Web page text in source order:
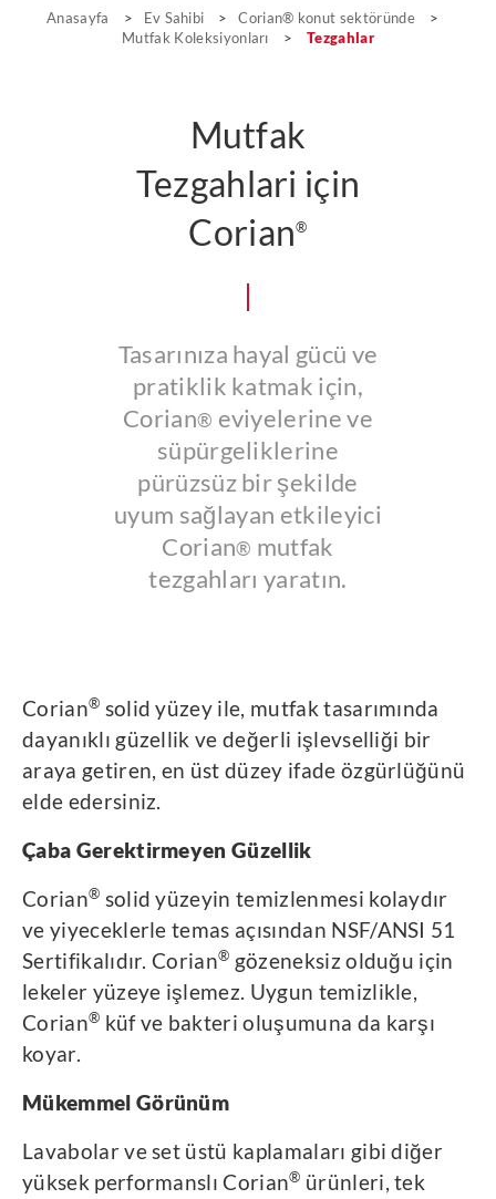
Anasayfa > Ev Sahibi > Corian® konut sektöründe
>
Mutfak Koleksiyonları
> Tezgahlar
Mutfak
Tezgahlari için
Corian®
Tasarınıza hayal gücü ve
pratiklik katmak için,
Corian® eviyelerine ve
süpürgeliklerine
pürüzsüz bir şekilde
uyum sağlayan etkileyici
Corian® mutfak
tezgahları yaratın.
Corian® solid yüzey ile, mutfak tasarımında
dayanıklı güzellik ve değerli işlevselliği bir
araya getiren, en üst düzey ifade özgürlüğünü
elde edersiniz.
Çaba Gerektirmeyen Güzellik
Corian® solid yüzeyin temizlenmesi kolaydır
ve yiyeceklerle temas açısından NSF/ANSI 51
Sertifikalıdır. Corian® gözeneksiz olduğu için
lekeler yüzeye işlemez. Uygun temizlikle,
Corian® küf ve bakteri oluşumuna da karşı
koyar.
Mükemmel Görünüm
Lavabolar ve set üstü kaplamaları gibi diğer
yüksek performanslı Corian® ürünleri, tek